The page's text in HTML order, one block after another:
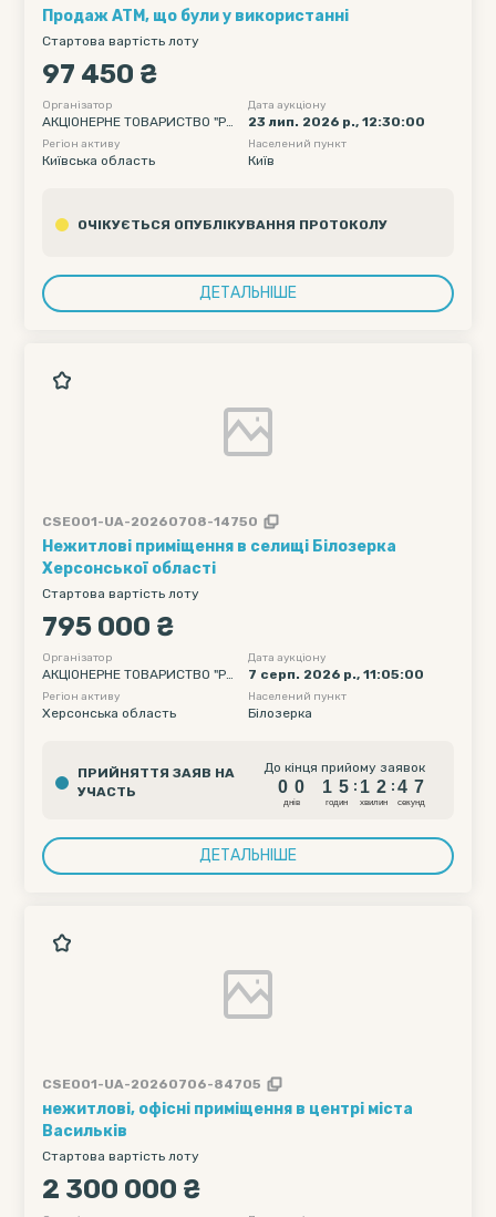
Продаж ATM, що були у використанні
Стартова вартість лоту
97 450 ₴
Організатор
АКЦІОНЕРНЕ ТОВАРИСТВО "РА
ЙФФАЙЗЕН БАНК"
Дата аукціону
23 лип. 2026 р., 12:30:00
Регіон активу
Київська область
Населений пункт
Київ
ОЧІКУЄТЬСЯ ОПУБЛІКУВАННЯ ПРОТОКОЛУ
ДЕТАЛЬНІШЕ
CSE001-UA-20260708-14750
Нежитлові приміщення в селищі Білозерка
Херсонської області
Стартова вартість лоту
795 000 ₴
Організатор
АКЦІОНЕРНЕ ТОВАРИСТВО "РА
ЙФФАЙЗЕН БАНК"
Дата аукціону
7 серп. 2026 р., 11:05:00
Регіон активу
Херсонська область
Населений пункт
Білозерка
ПРИЙНЯТТЯ ЗАЯВ НА
УЧАСТЬ
До кінця прийому заявок
0
0
0
0
днiв
1
1
5
5
годин
:
1
1
2
2
хвилин
:
4
4
6
6
секунд
ДЕТАЛЬНІШЕ
CSE001-UA-20260706-84705
нежитлові, офісні приміщення в центрі міста
Васильків
Стартова вартість лоту
2 300 000 ₴